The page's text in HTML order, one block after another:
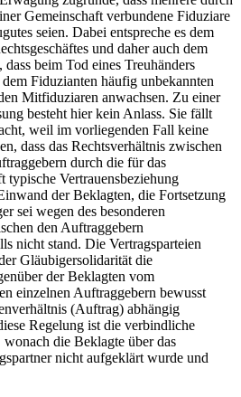
Gemeinschaft verbundene Fiduziare
seien. Dabei entspreche es dem
und daher auch dem
beim Tod eines Treuhänders
Fiduzianten häufig unbekannten
Mitfiduziaren anwachsen. Zu einer
besteht hier kein Anlass. Sie fällt
weil im vorliegenden Fall keine
dass das Rechtsverhältnis zwischen
durch die für das
typische Vertrauensbeziehung
der Beklagten, die Fortsetzung
sei wegen des besonderen
den Auftraggebern
nicht stand. Die Vertragsparteien
Gläubigersolidarität die
der Beklagten vom
einzelnen Auftraggebern bewusst
(Auftrag) abhängig
Regelung ist die verbindliche
die Beklagte über das
nicht aufgeklärt wurde und